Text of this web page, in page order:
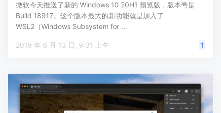
微软今天推送了新的 Windows 10 20H1 预览版，版本号是
Build 18917。这个版本最大的新功能就是加入了
WSL2（Windows Subsystem for …
2019 年 6 月 13 日, 9:31 上午 1